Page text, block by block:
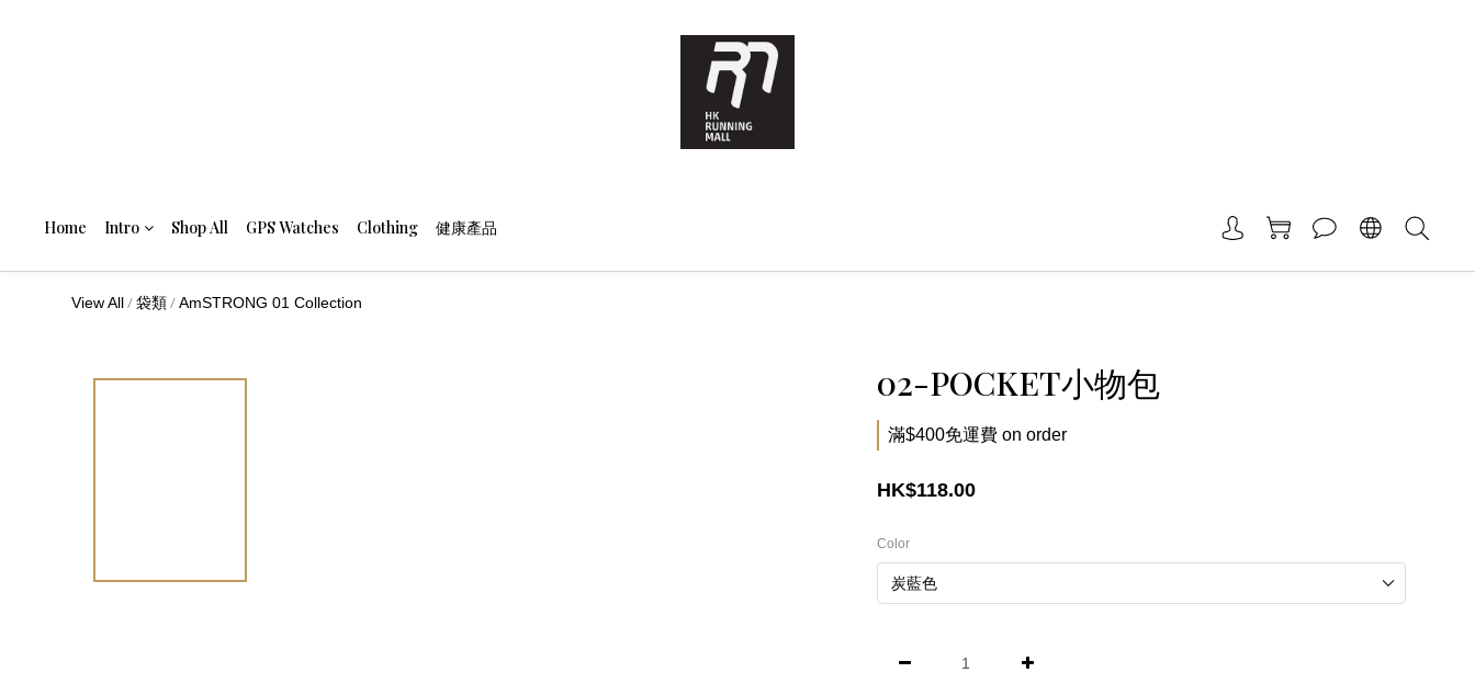
Home Intro Shop All GPS Watches Clothing 健康產品
View All /袋類 /AmSTRONG 01 Collection
02-POCKET小物包
滿$400免運費 on order
HK$118.00
Color